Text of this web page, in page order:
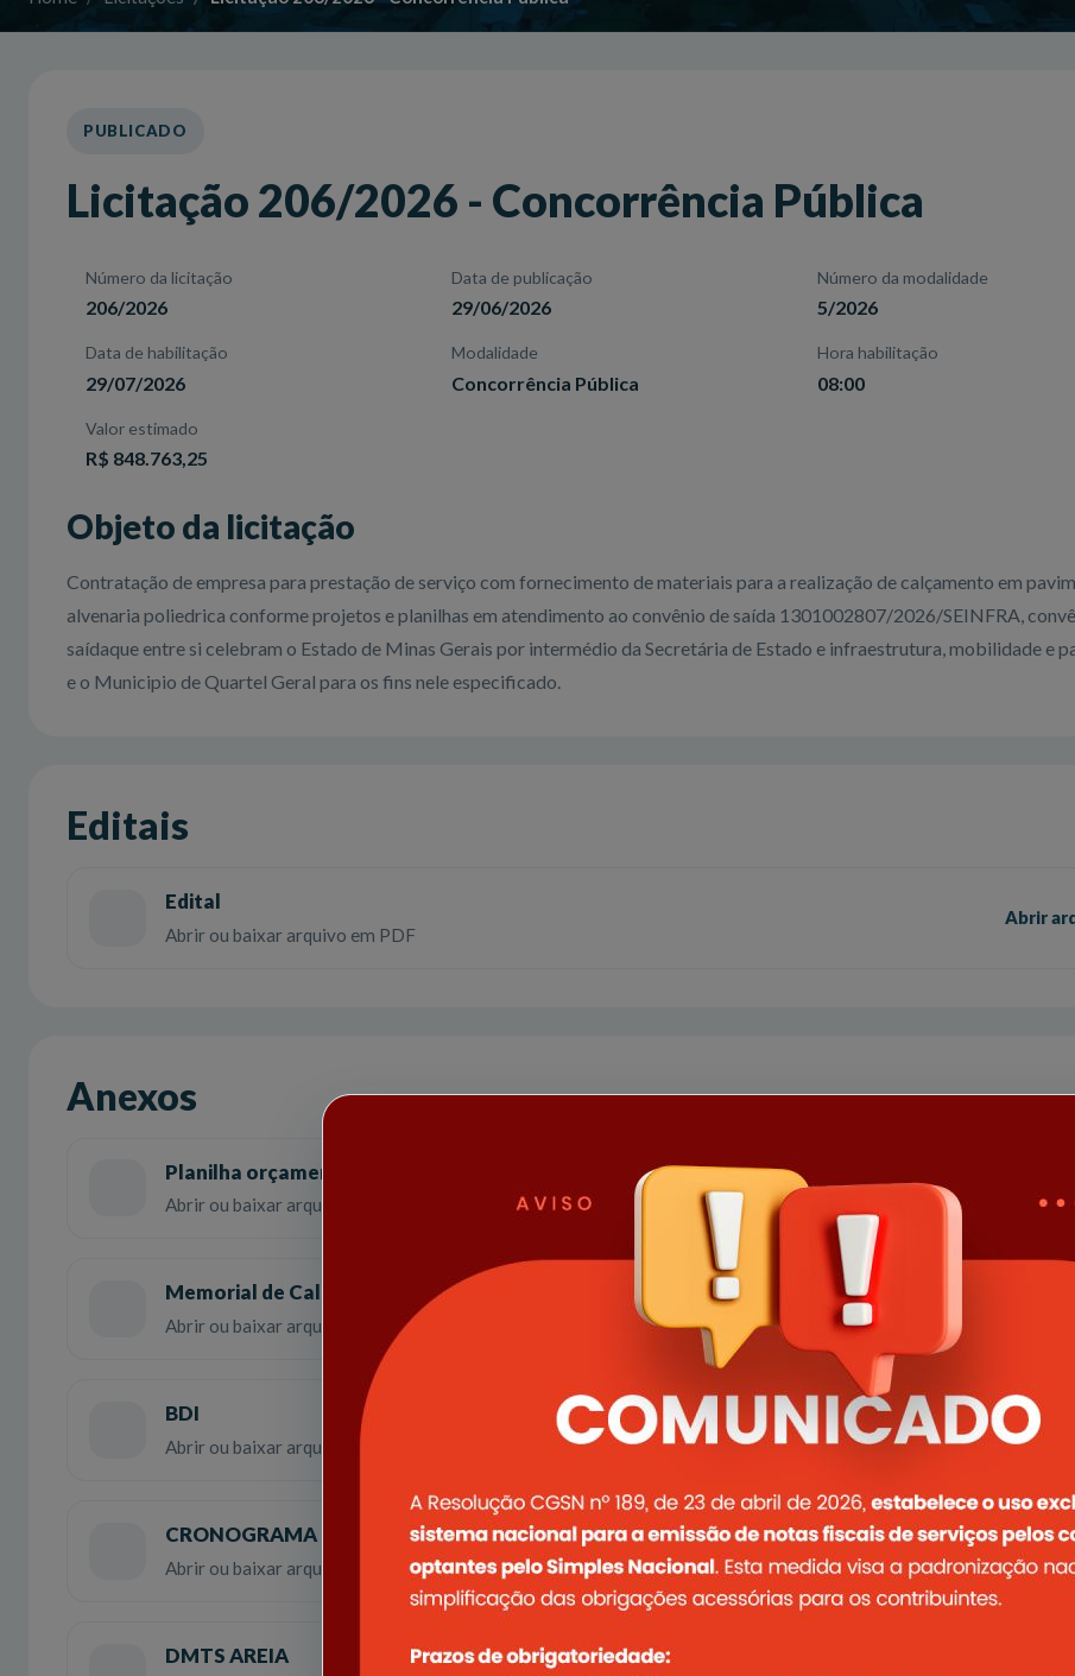
PUBLICADO
Licitação 206/2026 - Concorrência Pública
Número da licitação
206/2026
Data de publicação
29/06/2026
Número da modalidade
5/2026
Data de habilitação
29/07/2026
Modalidade
Concorrência Pública
Hora habilitação
08:00
Valor estimado
R$ 848.763,25
Objeto da licitação
Contratação de empresa para prestação de serviço com fornecimento de materiais para a realização de calçamento em
alvenaria poliedrica conforme projetos e planilhas em atendimento ao convênio de saída 1301002807/2026/SEINFRA,
saídaque entre si celebram o Estado de Minas Gerais por intermédio da Secretária de Estado e infraestrutura, mobilidade e
e o Municipio de Quartel Geral para os fins nele especificado.
Editais
Edital
Abrir ou baixar arquivo em PDF
Abrir
Anexos
Planilha orçamentaria
Abrir ou baixar arquivo em PDF
Memorial de Calculo
Abrir ou baixar arquivo em PDF
BDI
Abrir ou baixar arquivo em PDF
Abrir
CRONOGRAMA
Abrir ou baixar arquivo em PDF
Abrir
DMTS AREIA